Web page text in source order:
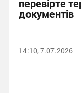
перевірте
документів
14:10, 7.07.2026